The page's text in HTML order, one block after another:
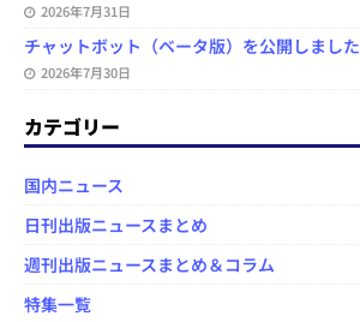
2026年7月31日
チャットボット（ベータ版）を公開しました
2026年7月30日
カテゴリー
国内ニュース
日刊出版ニュースまとめ
週刊出版ニュースまとめ＆コラム
特集一覧